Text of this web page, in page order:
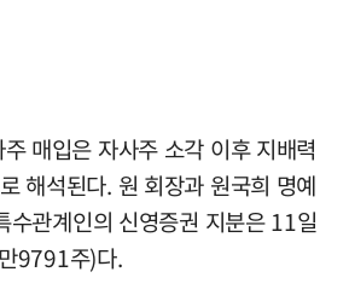
매입은 자사주 소각 이후 지배력
해석된다. 원 회장과 원국희 명예
관계인의 신영증권 지분은 11일
9791주)다.